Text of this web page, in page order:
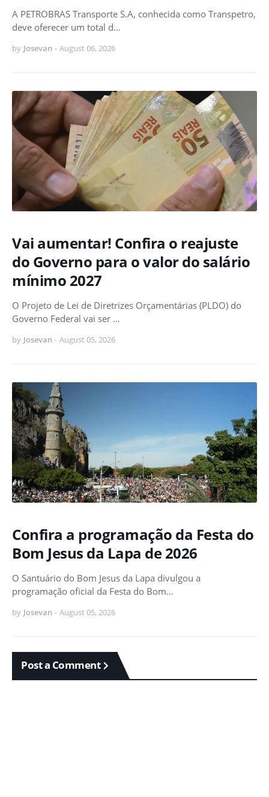
A PETROBRAS Transporte S.A, conhecida como Transpetro,
deve oferecer um total d…
by Josevan - August 06, 2026
Vai aumentar! Confira o reajuste
do Governo para o valor do salário
mínimo 2027
O Projeto de Lei de Diretrizes Orçamentárias (PLDO) do
Governo Federal vai ser …
by Josevan - August 05, 2026
Confira a programação da Festa do
Bom Jesus da Lapa de 2026
O Santuário do Bom Jesus da Lapa divulgou a
programação oficial da Festa do Bom…
by Josevan - August 05, 2026
Post a Comment